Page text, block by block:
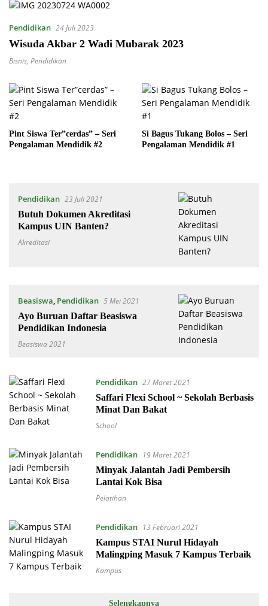
Pendidikan 24 Juli 2023
Wisuda Akbar 2 Wadi Mubarak 2023
Bisnis, Pendidikan
Pint Siswa Ter”cerdas” – Seri
Pengalaman Mendidik #2
Si Bagus Tukang Bolos – Seri
Pengalaman Mendidik #1
Pendidikan 23 Juli 2021
Butuh Dokumen Akreditasi
Kampus UIN Banten?
Akreditasi
Beasiswa, Pendidikan 5 Mei 2021
Ayo Buruan Daftar Beasiswa
Pendidikan Indonesia
Beasiswa 2021
Pendidikan 27 Maret 2021
Saffari Flexi School ~ Sekolah Berbasis
Minat Dan Bakat
School
Pendidikan
19 Maret 2021
Minyak Jalantah Jadi Pembersih
Lantai Kok Bisa
Pelatihan
Pendidikan
13 Februari 2021
Kampus STAI Nurul Hidayah
Malingping Masuk 7 Kampus Terbaik
Kampus
Selengkapnya